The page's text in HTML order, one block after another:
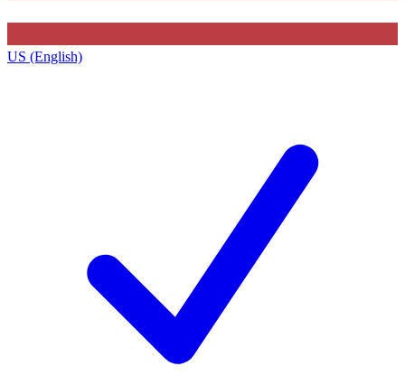
US (English)